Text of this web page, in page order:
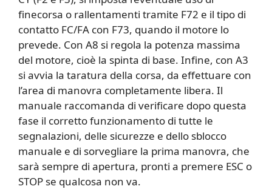
finecorsa o rallentamenti tramite F72 e il tipo di
contatto FC/FA con F73, quando il motore lo
prevede. Con A8 si regola la potenza massima
del motore, cioè la spinta di base. Infine, con A3
si avvia la taratura della corsa, da effettuare con
l’area di manovra completamente libera. Il
manuale raccomanda di verificare dopo questa
fase il corretto funzionamento di tutte le
segnalazioni, delle sicurezze e dello sblocco
manuale e di sorvegliare la prima manovra, che
sarà sempre di apertura, pronti a premere ESC o
STOP se qualcosa non va.